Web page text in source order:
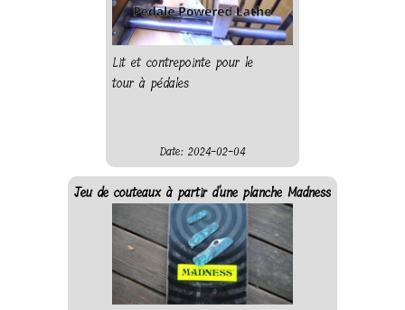
Lit et contrepointe pour le
tour à pédales
Date: 2024-02-04
Jeu de couteaux à partir d'une planche Madness